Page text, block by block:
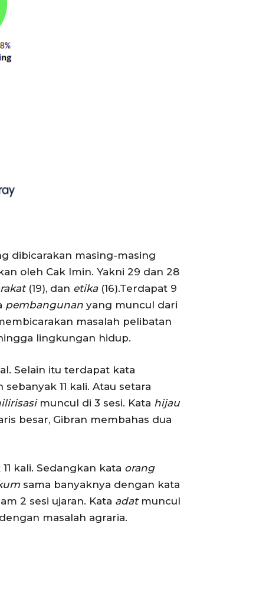
dibicarakan masing-masing
oleh Cak Imin. Yakni 29 dan 28
(19), dan etika(16).Terdapat 9
pembangunan yang muncul dari
masalah pelibatan
lingkungan hidup.
Selain itu terdapat kata
11 kali. Atau setara
muncul di 3 sesi. Kata hijau
besar, Gibran membahas dua
kali. Sedangkan kata orang
sama banyaknya dengan kata
2 sesi ujaran. Kata adatmuncul
masalah agraria.